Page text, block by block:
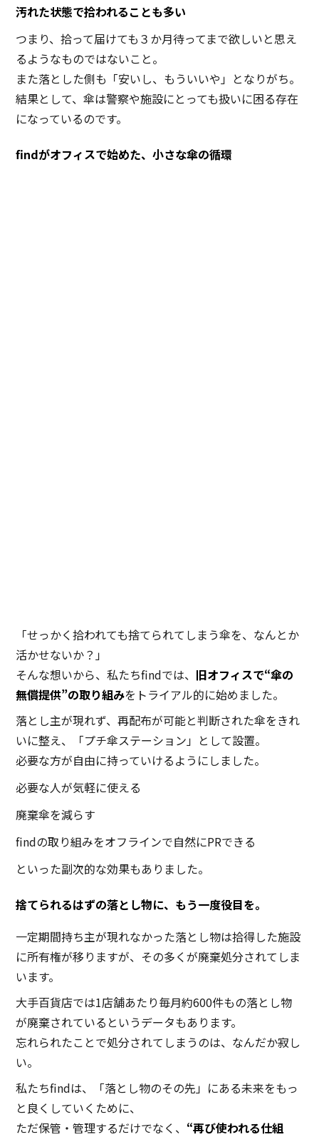
汚れた状態で拾われることも多い
つまり、拾って届けても３か月待ってまで欲しいと思え
るようなものではないこと。
また落とした側も「安いし、もういいや」となりがち。
結果として、傘は警察や施設にとっても扱いに困る存在
になっているのです。
findがオフィスで始めた、小さな傘の循環
「せっかく拾われても捨てられてしまう傘を、なんとか
活かせないか？」
そんな想いから、私たちfindでは、 旧オフィスで“傘の
無償提供”の取り組みをトライアル的に始めました。
落とし主が現れず、再配布が可能と判断された傘をきれ
いに整え、「プチ傘ステーション」として設置。
必要な方が自由に持っていけるようにしました。
必要な人が気軽に使える
廃棄傘を減らす
findの取り組みをオフラインで自然にPRできる
といった副次的な効果もありました。
捨てられるはずの落とし物に、もう一度役目を。
一定期間持ち主が現れなかった落とし物は拾得した施設
に所有権が移りますが、その多くが廃棄処分されてしま
います。
大手百貨店では1店舗あたり毎月約600件もの落とし物
が廃棄されているというデータもあります。
忘れられたことで処分されてしまうのは、なんだか寂し
い。
私たちfindは、「落とし物のその先」にある未来をもっ
と良くしていくために、
ただ保管・管理するだけでなく、 “再び使われる仕組